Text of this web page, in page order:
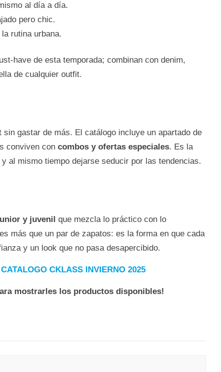
al día a día.
pero chic.
rutina urbana.
have de esta temporada; combinan con denim,
de cualquier outfit.
gastar de más. El catálogo incluye un apartado de
conviven con combos y ofertas especiales. Es la
al mismo tiempo dejarse seducir por las tendencias.
y juvenil que mezcla lo práctico con lo
más que un par de zapatos: es la forma en que cada
y un look que no pasa desapercibido.
CATALOGO CKLASS INVIERNO 2025
mostrarles los productos disponibles!